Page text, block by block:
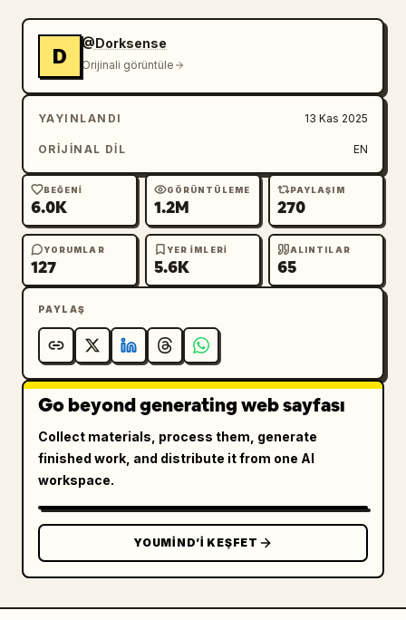
D
@Dorksense
Orijinali görüntüle
YAYINLANDI 13 Kas 2025
ORIJINAL DIL EN
BEĞENI
6.0K
GÖRÜNTÜLEME
1.2M
PAYLAŞIM
270
YORUMLAR
127
YER IMLERI
5.6K
ALINTILAR
65
PAYLAŞ
Go beyond generating web sayfası
Collect materials, process them, generate
finished work, and distribute it from one AI
workspace.
YOUMIND’I KEŞFET